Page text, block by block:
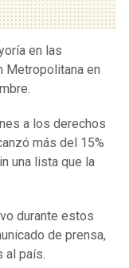
en las
Metropolitana en
a los derechos
más del 15%
una lista que la
durante estos
de prensa,
al país.